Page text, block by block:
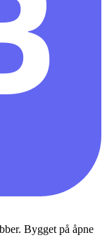
Bygget på åpne